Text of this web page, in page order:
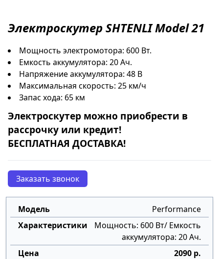
ЭлектроскутерSHTENLI Model 21
Мощность электромотора: 600 Вт.
Емкость аккумулятора: 20 Ач.
Напряжение аккумулятора: 48 В
Максимальная скорость: 25 км/ч
Запас хода: 65 км
Электроскутер можно приобрести в
рассрочку или кредит!
БЕСПЛАТНАЯ ДОСТАВКА!
Заказать звонок
Performance
Мощность: 600 Вт/ Емкость
аккумулятора: 20 Ач.
2090 р.